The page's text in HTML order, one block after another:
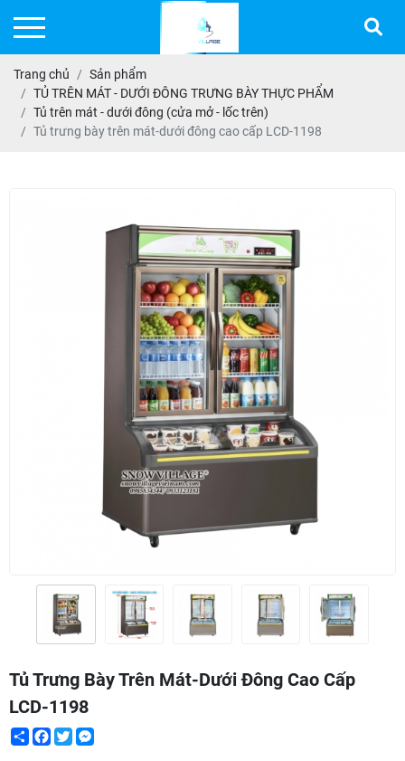
Trang chủ
Sản phẩm
TỦ TRÊN MÁT - DƯỚI ĐÔNG TRƯNG BÀY THỰC PHẨM
Tủ trên mát - dưới đông (cửa mở - lốc trên)
Tủ trưng bày trên mát-dưới đông cao cấp LCD-1198
Tủ Trưng Bày Trên Mát-Dưới Đông Cao Cấp
LCD-1198
ShareFacebook
Twitter